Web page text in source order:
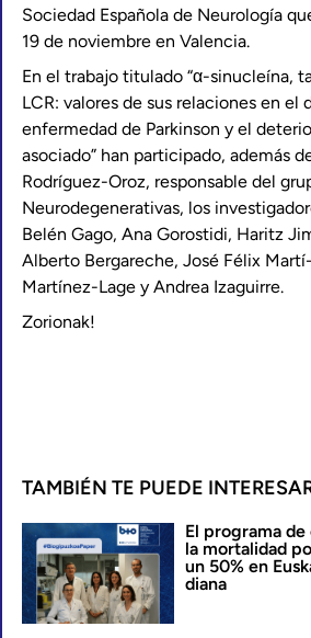
Sociedad Española de Neurología
19 de noviembre en Valencia.
En el trabajo titulado “α-sinucleína,
LCR: valores de sus relaciones en el
enfermedad de Parkinson y el
asociado” han participado, además
Rodríguez-Oroz, responsable del
Neurodegenerativas, los
Belén Gago, Ana Gorostidi, Haritz
Alberto Bergareche, José Félix
Martínez-Lage y Andrea Izaguirre.
Zorionak!
TAMBIÉN TE PUEDE
El programa
la mortalidad
un 50% en
diana